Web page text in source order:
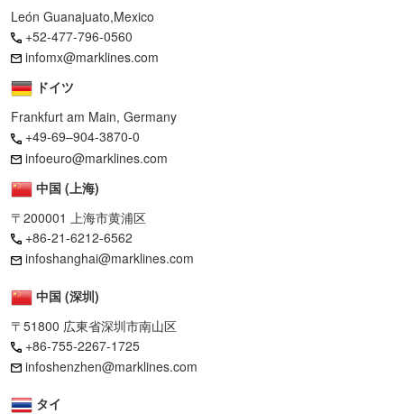
León Guanajuato,Mexico
+52-477-796-0560
infomx@marklines.com
ドイツ
Frankfurt am Main, Germany
+49-69–904-3870-0
infoeuro@marklines.com
中国 (上海)
〒200001 上海市黄浦区
+86-21-6212-6562
infoshanghai@marklines.com
中国 (深圳)
〒51800 広東省深圳市南山区
+86-755-2267-1725
infoshenzhen@marklines.com
タイ